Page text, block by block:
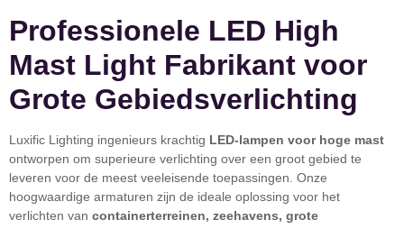
Professionele LED High
Mast Light Fabrikant voor
Grote Gebiedsverlichting
Luxific Lighting ingenieurs krachtig LED-lampen voor hoge mast
ontworpen om superieure verlichting over een groot gebied te
leveren voor de meest veeleisende toepassingen. Onze
hoogwaardige armaturen zijn de ideale oplossing voor het
verlichten van containerterreinen, zeehavens, grote